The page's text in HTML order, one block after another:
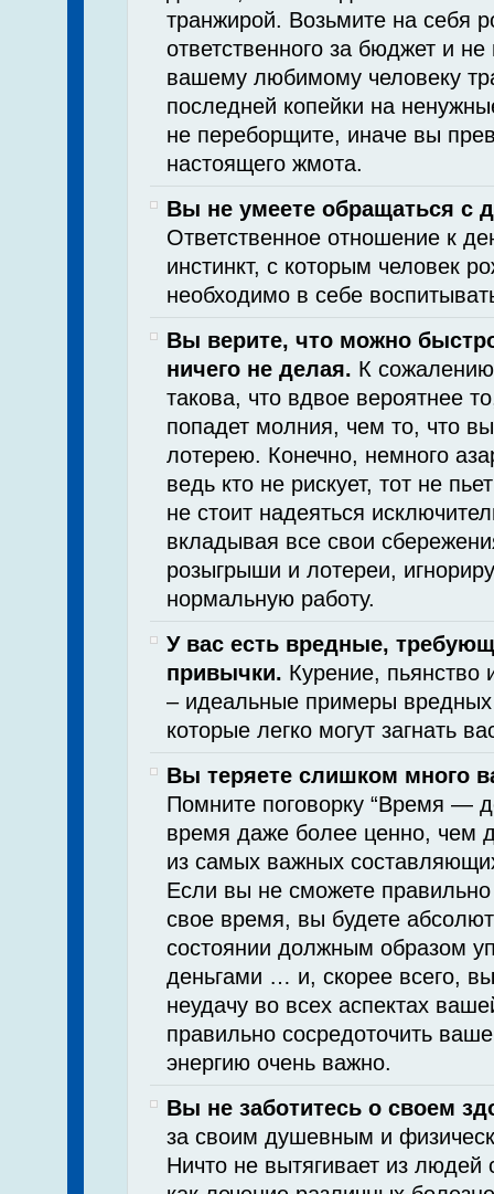
транжирой. Возьмите на себя
ответственного за бюджет и не
вашему любимому человеку
последней копейки на
не переборщите, иначе вы
настоящего жмота.
Вы не умеете обращаться с
Ответственное отношение к
инстинкт, с которым человек
необходимо в себе
Вы верите, что можно
ничего не делая. К
такова, что вдвое вероятнее
попадет молния, чем то, что
лотерею. Конечно, немного
ведь кто не рискует, тот не
не стоит надеяться
вкладывая все свои
розыгрыши и лотереи,
нормальную работу.
У вас есть вредные,
привычки. Курение, пьянство
– идеальные примеры
которые легко могут загнать
Вы теряете слишком много
Помните поговорку “Время —
время даже более ценно, чем
из самых важных
Если вы не сможете правильно
свое время, вы будете
состоянии должным образом
деньгами … и, скорее всего,
неудачу во всех аспектах
правильно сосредоточить
энергию очень важно.
Вы не заботитесь о своем
за своим душевным и
Ничто не вытягивает из людей